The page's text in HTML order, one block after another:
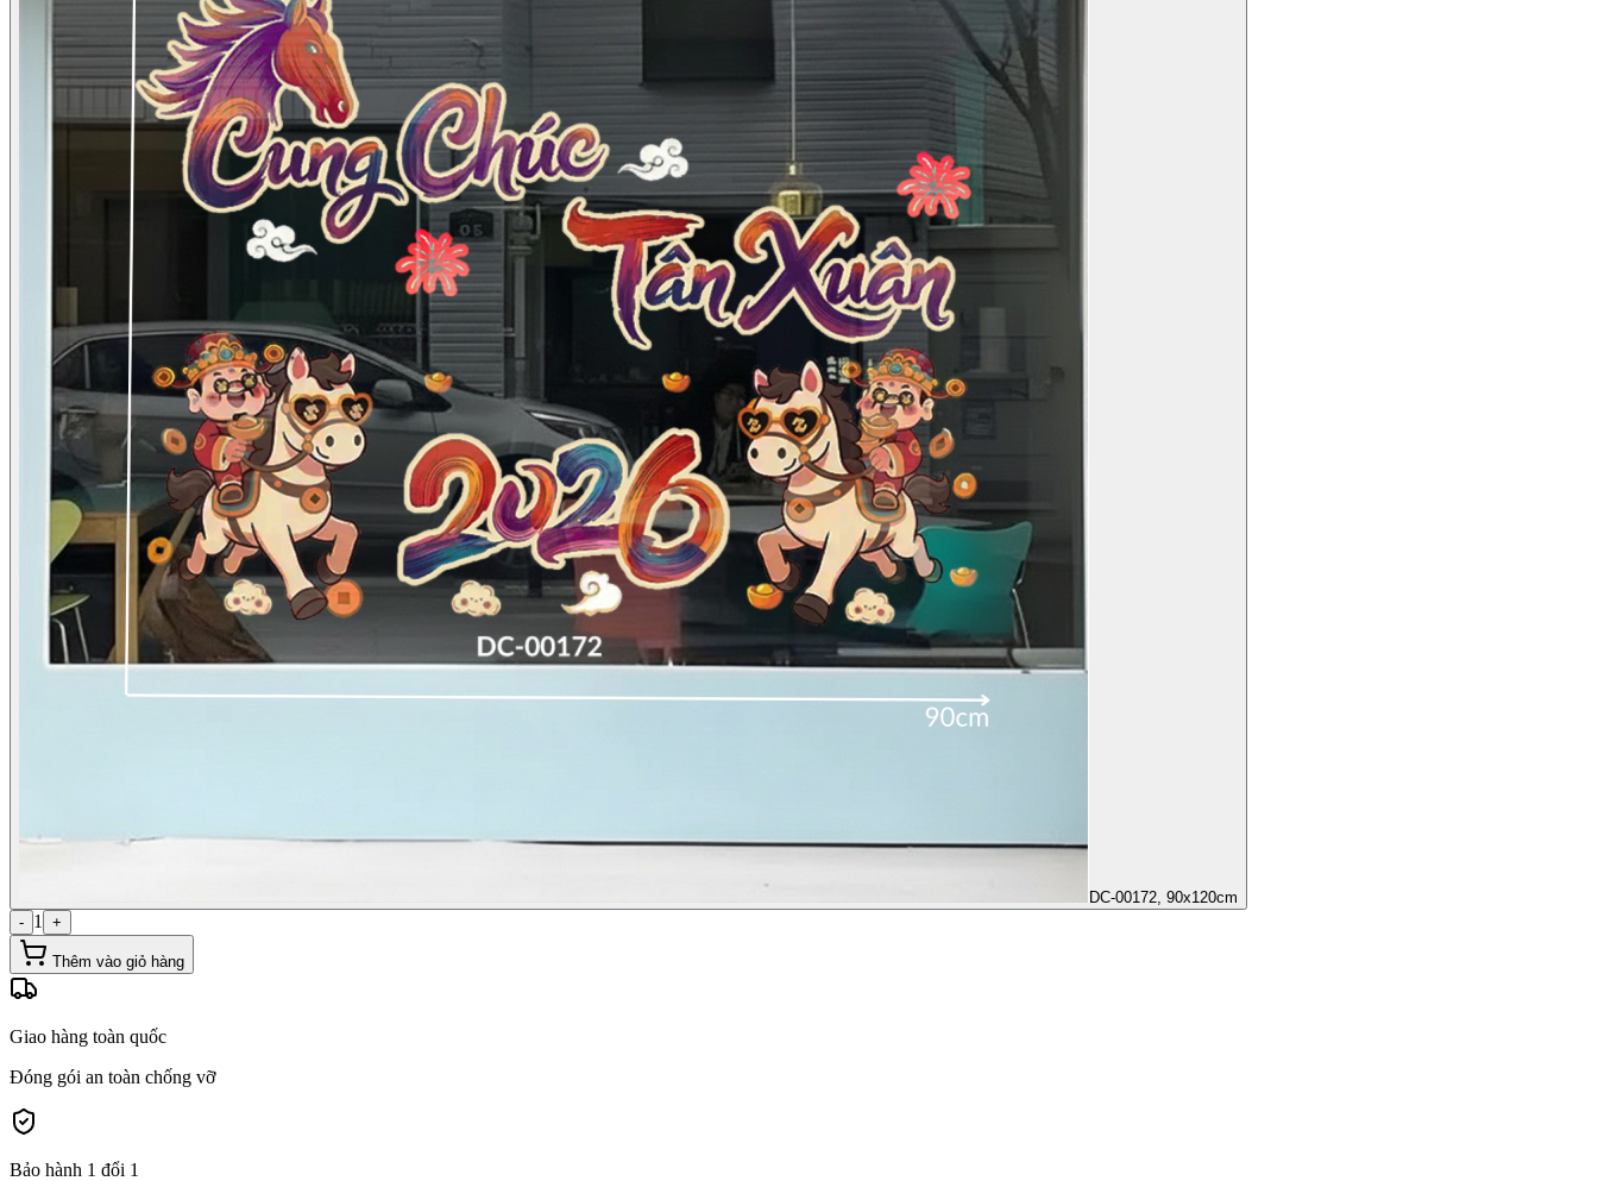
DC-00172, 90x120cm
- 1 +
Thêm vào giỏ hàng
Giao hàng toàn quốc
Đóng gói an toàn chống vỡ
Bảo hành 1 đổi 1